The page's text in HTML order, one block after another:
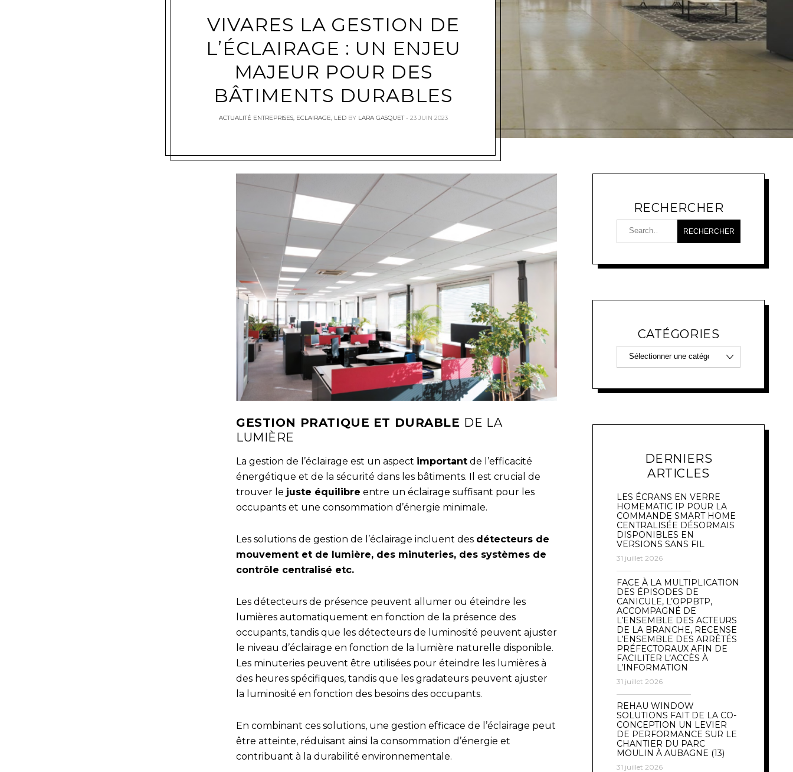
VIVARES LA GESTION DE
L’ÉCLAIRAGE : UN ENJEU
MAJEUR POUR DES
BÂTIMENTS DURABLES
ACTUALITÉ ENTREPRISES, ECLAIRAGE, LED BY LARA GASQUET 23 JUIN 2023
GESTION PRATIQUE ET DURABLE DE LA
LUMIÈRE
La gestion de l’éclairage est un aspect important de l’efficacité
énergétique et de la sécurité dans les bâtiments. Il est crucial de
trouver le juste équilibre entre un éclairage suffisant pour les
occupants et une consommation d’énergie minimale.
Les solutions de gestion de l’éclairage incluent des détecteurs de
mouvement et de lumière, des minuteries, des systèmes de
contrôle centralisé etc.
Les détecteurs de présence peuvent allumer ou éteindre les
lumières automatiquement en fonction de la présence des
occupants, tandis que les détecteurs de luminosité peuvent ajuster
le niveau d’éclairage en fonction de la lumière naturelle disponible.
Les minuteries peuvent être utilisées pour éteindre les lumières à
des heures spécifiques, tandis que les gradateurs peuvent ajuster
la luminosité en fonction des besoins des occupants.
En combinant ces solutions, une gestion efficace de l’éclairage peut
être atteinte, réduisant ainsi la consommation d’énergie et
contribuant à la durabilité environnementale.
RECHERCHER
CATÉGORIES
DERNIERS
ARTICLES
LES ÉCRANS EN VERRE
HOMEMATIC IP POUR LA
COMMANDE SMART HOME
CENTRALISÉE DÉSORMAIS
DISPONIBLES EN
VERSIONS SANS FIL
31 juillet 2026
FACE À LA MULTIPLICATION
DES ÉPISODES DE
CANICULE, L’OPPBTP,
ACCOMPAGNÉ DE
L’ENSEMBLE DES ACTEURS
DE LA BRANCHE, RECENSE
L’ENSEMBLE DES ARRÊTÉS
PRÉFECTORAUX AFIN DE
FACILITER L’ACCÈS À
L’INFORMATION
31 juillet 2026
REHAU WINDOW
SOLUTIONS FAIT DE LA CO-
CONCEPTION UN LEVIER
DE PERFORMANCE SUR LE
CHANTIER DU PARC
MOULIN À AUBAGNE (13)
31 juillet 2026